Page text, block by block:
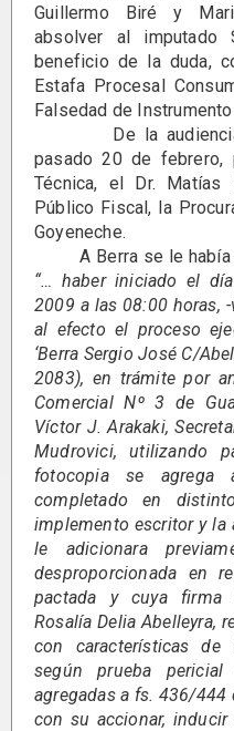
Guillermo Biré y
absolver al
beneficio de la duda,
Estafa Procesal
Falsedad de
De la audiencia
pasado 20 de febrero,
Técnica, el Dr.
Público Fiscal, la
Goyeneche.
A Berra se le había
“… haber iniciado el
2009 a las 08:00 horas,
al efecto el proceso
‘Berra Sergio José C/
2083), en trámite por
Comercial Nº 3 de
Víctor J. Arakaki,
Mudrovici, utilizando
fotocopia se
completado en
implemento escritor y la
le adicionara
desproporcionada en
pactada y cuya firma
Rosalía Delia Abelleyra,
con características de
según prueba pericial
agregadas a fs. 436/444
con su accionar,